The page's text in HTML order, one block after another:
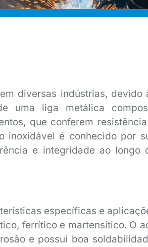
diversas indústrias, devido
uma liga metálica
que conferem
inoxidável é conhecido por
e integridade ao longo
específicas e
ferrítico e martensítico. O
e possui boa